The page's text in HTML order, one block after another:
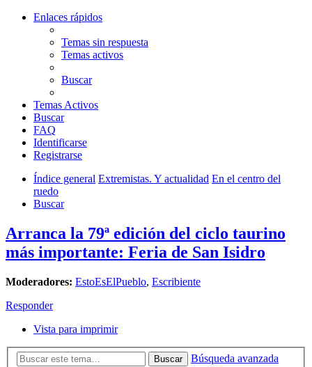
Enlaces rápidos
Temas sin respuesta
Temas activos
Buscar
Temas Activos
Buscar
FAQ
Identificarse
Registrarse
Índice general Extremistas. Y actualidad En el centro del
ruedo
Buscar
Arranca la 79ª edición del ciclo taurino
más importante: Feria de San Isidro
Moderadores: EstoEsElPueblo, Escribiente
Responder
Vista para imprimir
Buscar
Búsqueda avanzada